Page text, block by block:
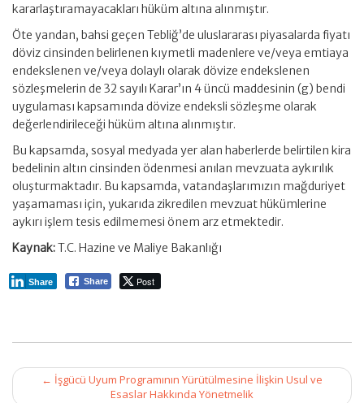
kararlaştıramayacakları hüküm altına alınmıştır.
Öte yandan, bahsi geçen Tebliğ’de uluslararası piyasalarda fiyatı
döviz cinsinden belirlenen kıymetli madenlere ve/veya emtiaya
endekslenen ve/veya dolaylı olarak dövize endekslenen
sözleşmelerin de 32 sayılı Karar’ın 4 üncü maddesinin (g) bendi
uygulaması kapsamında dövize endeksli sözleşme olarak
değerlendirileceği hüküm altına alınmıştır.
Bu kapsamda, sosyal medyada yer alan haberlerde belirtilen kira
bedelinin altın cinsinden ödenmesi anılan mevzuata aykırılık
oluşturmaktadır. Bu kapsamda, vatandaşlarımızın mağduriyet
yaşamaması için, yukarıda zikredilen mevzuat hükümlerine
aykırı işlem tesis edilmemesi önem arz etmektedir.
Kaynak:T.C. Hazine ve Maliye Bakanlığı
Share Post
Share
Post
navigation
← İşgücü Uyum Programının Yürütülmesine İlişkin Usul ve
Esaslar Hakkında Yönetmelik